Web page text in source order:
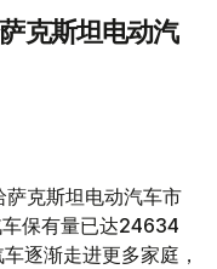
克斯坦电动汽
萨克斯坦电动汽车市
保有量已达24634
逐渐走进更多家庭，